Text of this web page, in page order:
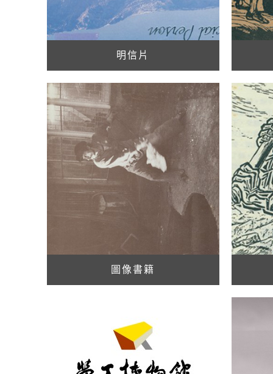
明信片
圖像書籍